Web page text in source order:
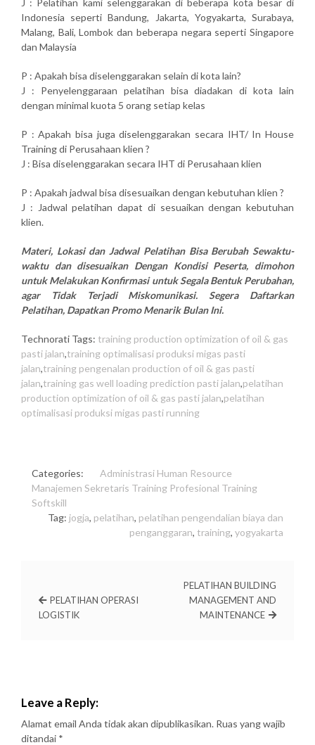
J : Pelatihan kami selenggarakan di beberapa kota besar di
Indonesia seperti Bandung, Jakarta, Yogyakarta, Surabaya,
Malang, Bali, Lombok dan beberapa negara seperti Singapore
dan Malaysia
P : Apakah bisa diselenggarakan selain di kota lain?
J : Penyelenggaraan pelatihan bisa diadakan di kota lain
dengan minimal kuota 5 orang setiap kelas
P : Apakah bisa juga diselenggarakan secara IHT/ In House
Training di Perusahaan klien ?
J : Bisa diselenggarakan secara IHT di Perusahaan klien
P : Apakah jadwal bisa disesuaikan dengan kebutuhan klien ?
J : Jadwal pelatihan dapat di sesuaikan dengan kebutuhan
klien.
Materi, Lokasi dan Jadwal Pelatihan Bisa Berubah Sewaktu-
waktu dan disesuaikan Dengan Kondisi Peserta, dimohon
untuk Melakukan Konfirmasi untuk Segala Bentuk Perubahan,
agar Tidak Terjadi Miskomunikasi. Segera Daftarkan
Pelatihan, Dapatkan Promo Menarik Bulan Ini.
Technorati Tags: training production optimization of oil & gas
pasti jalan,training optimalisasi produksi migas pasti
jalan,training pengenalan production of oil & gas pasti
jalan,training gas well loading prediction pasti jalan,pelatihan
production optimization of oil & gas pasti jalan,pelatihan
optimalisasi produksi migas pasti running
Categories: Administrasi Human Resource
Manajemen Sekretaris Training Profesional Training
Softskill
Tag: jogja, pelatihan, pelatihan pengendalian biaya dan
penganggaran, training, yogyakarta
PELATIHAN OPERASI
LOGISTIK
PELATIHAN BUILDING
MANAGEMENT AND
MAINTENANCE
Leave a Reply:
Alamat email Anda tidak akan dipublikasikan. Ruas yang wajib
ditandai *